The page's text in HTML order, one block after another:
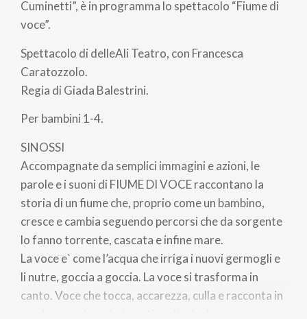
Cuminetti”, è in programma lo spettacolo “Fiume di
voce”.
Spettacolo di delleAli Teatro, con Francesca
Caratozzolo.
Regia di Giada Balestrini.
Per bambini 1-4.
SINOSSI
Accompagnate da semplici immagini e azioni, le
parole e i suoni di FIUME DI VOCE raccontano la
storia di un fiume che, proprio come un bambino,
cresce e cambia seguendo percorsi che da sorgente
lo fanno torrente, cascata e infine mare.
La voce e` come l’acqua che irriga i nuovi germogli e
li nutre, goccia a goccia. La voce si trasforma in
canto. Voce che tocca, accarezza, culla e racconta in